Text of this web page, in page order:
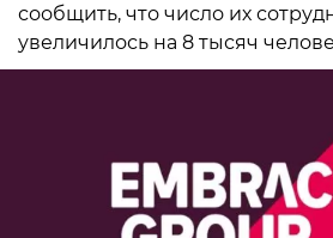
сообщить, что число их
увеличилось на 8 тысяч